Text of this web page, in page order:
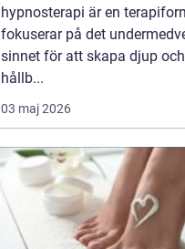
hypnosterapi är en
fokuserar på det
sinnet för att skapa djup och
hållb...
03 maj 2026